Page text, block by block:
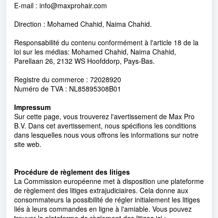
E-mail : info@maxprohair.com
Direction : Mohamed Chahid, Naima Chahid.
Responsabilité du contenu conformément à l'article 18 de la
loi sur les médias: Mohamed Chahid, Naima Chahid,
Parellaan 26, 2132 WS Hoofddorp, Pays-Bas.
Registre du commerce : 72028920
Numéro de TVA : NL85895308B01
Impressum
Sur cette page, vous trouverez l'avertissement de Max Pro
B.V. Dans cet avertissement, nous spécifions les conditions
dans lesquelles nous vous offrons les informations sur notre
site web.
Procédure de règlement des litiges
La Commission européenne met à disposition une plateforme
de règlement des litiges extrajudiciaires. Cela donne aux
consommateurs la possibilité de régler initialement les litiges
liés à leurs commandes en ligne à l'amiable. Vous pouvez